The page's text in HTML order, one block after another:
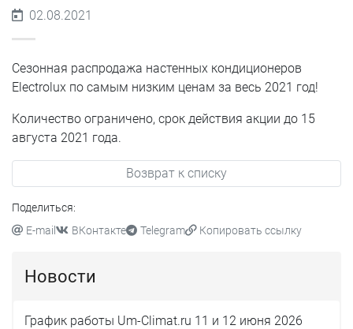
Новости
График работы Um-Climat.ru 11 и 12 июня 2026
02.08.2021
Сезонная распродажа настенных кондиционеров
Electrolux по самым низким ценам за весь 2021 год!
Количество ограничено, срок действия акции до 15
августа 2021 года.
Возврат к списку
Поделиться:
E-mail
ВКонтакте Telegram Копировать ссылку